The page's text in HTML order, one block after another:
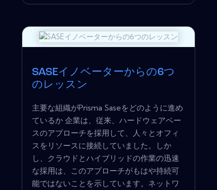
SASEイノベーターからの6つ
のレッスン
主要な組織がPrisma Saseをどのように進め
ているか 企業は、従来、ハードウェアベー
スのアプローチを採用して、人々とオフィ
スをリソースに接続していました。しか
し、クラウドとハイブリッドの作業の迅速
な採用は、このアプローチがもはや持続可
能ではないことを示しています。ネットワ